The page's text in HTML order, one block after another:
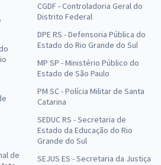
de
CGDF - Controladoria Geral do
Distrito Federal
DPE RS - Defensoria Pública do
Estado do Rio Grande do Sul
MP SP - Ministério Público do
Estado de São Paulo
PM SC - Polícia Militar de Santa
Catarina
SEDUC RS - Secretaria de
Estado da Educação do Rio
Grande do Sul
SEJUS ES - Secretaria da Justiça